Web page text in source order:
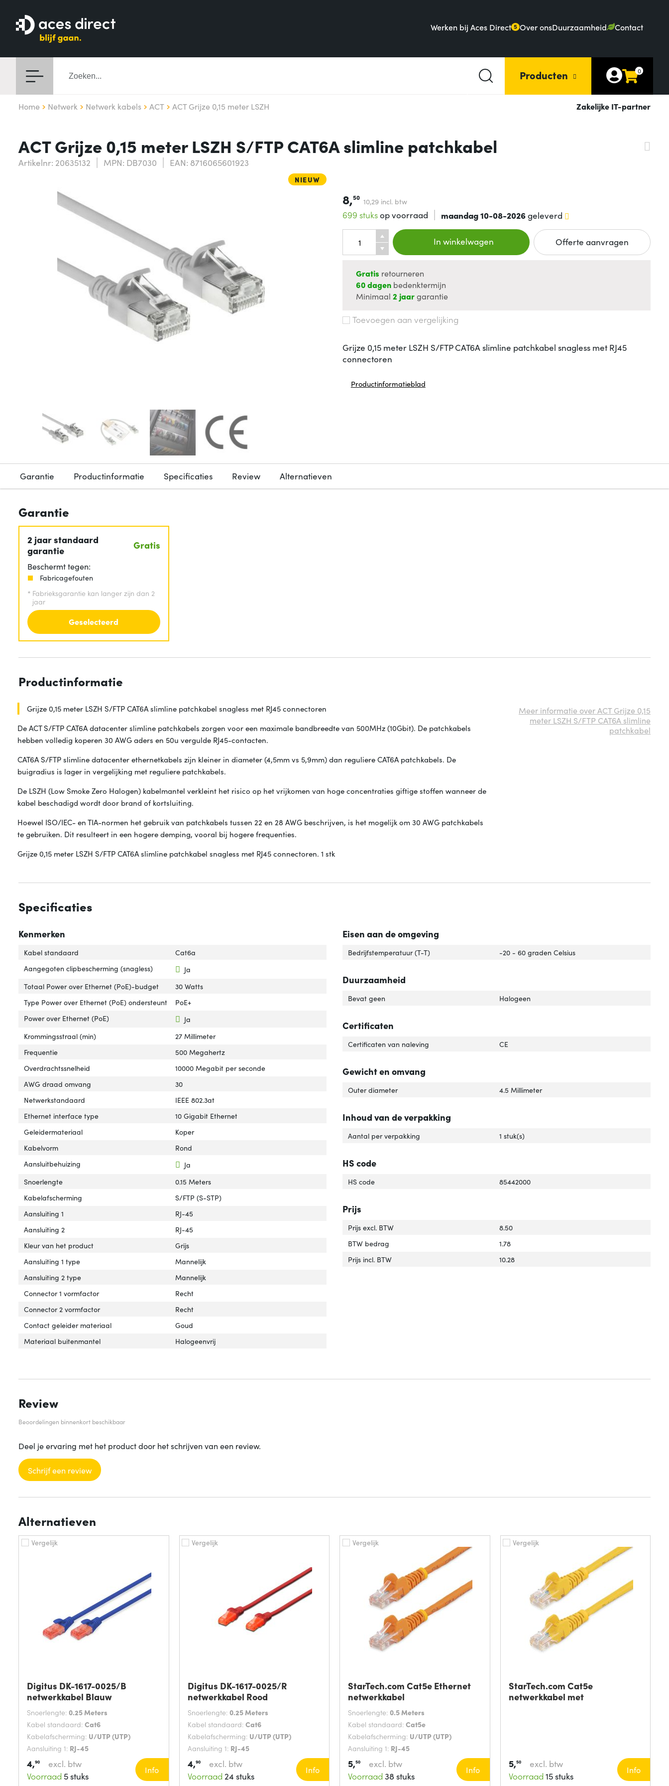
Werken bij Aces Direct 5 Over onsDuurzaamheid Contact
Producten 0
Home Netwerk Netwerk kabels ACT ACT Grijze 0,15 meter LSZH Zakelijke IT-partner
ACT Grijze 0,15 meter LSZH S/FTP CAT6A slimline patchkabel
Artikelnr: 20635132 MPN: DB7030 EAN: 8716065601923
NIEUW
8,50 10,29 incl. btw
699 stuksop voorraad maandag 10-08-2026geleverd
In winkelwagen Offerte aanvragen
Gratis retourneren
60 dagen bedenktermijn
Minimaal2 jaargarantie
Toevoegen aan vergelijking
Grijze 0,15 meter LSZH S/FTP CAT6A slimline patchkabel snagless met RJ45
connectoren
Productinformatieblad
(opent in nieuw venster)
Garantie Productinformatie Specificaties Review Alternatieven
Garantie
2 jaar standaard
garantie
Gratis
Beschermt tegen:
Fabricagefouten
* Fabrieksgarantie kan langer zijn dan 2
jaar
Geselecteerd
Productinformatie
Grijze 0,15 meter LSZH S/FTP CAT6A slimline patchkabel snagless met RJ45 connectoren
De ACT S/FTP CAT6A datacenter slimline patchkabels zorgen voor een maximale bandbreedte van 500MHz (10Gbit). De patchkabels
hebben volledig koperen 30 AWG aders en 50u vergulde RJ45-contacten.
CAT6A S/FTP slimline datacenter ethernetkabels zijn kleiner in diameter (4,5mm vs 5,9mm) dan reguliere CAT6A patchkabels. De
buigradius is lager in vergelijking met reguliere patchkabels.
De LSZH (Low Smoke Zero Halogen) kabelmantel verkleint het risico op het vrijkomen van hoge concentraties giftige stoffen wanneer de
kabel beschadigd wordt door brand of kortsluiting.
Hoewel ISO/IEC- en TIA-normen het gebruik van patchkabels tussen 22 en 28 AWG beschrijven, is het mogelijk om 30 AWG patchkabels
te gebruiken. Dit resulteert in een hogere demping, vooral bij hogere frequenties.
Grijze 0,15 meter LSZH S/FTP CAT6A slimline patchkabel snagless met RJ45 connectoren. 1 stk
Meer informatie over ACT Grijze 0,15
meter LSZH S/FTP CAT6A slimline
patchkabel
Specificaties
Kenmerken
Kabel standaard
Cat6a
Aangegoten clipbescherming (snagless)
Ja
Totaal Power over Ethernet (PoE)-budget
30 Watts
Type Power over Ethernet (PoE) ondersteunt
PoE+
Power over Ethernet (PoE)
Ja
Krommingsstraal (min)
27 Millimeter
Frequentie
500 Megahertz
Overdrachtssnelheid
10000 Megabit per seconde
AWG draad omvang
30
Netwerkstandaard
IEEE 802.3at
Ethernet interface type
10 Gigabit Ethernet
Geleidermateriaal
Koper
Kabelvorm
Rond
Aansluitbehuizing
Ja
Snoerlengte
0.15 Meters
Kabelafscherming
S/FTP (S-STP)
Aansluiting 1
RJ-45
Aansluiting 2
RJ-45
Kleur van het product
Grijs
Aansluiting 1 type
Mannelijk
Aansluiting 2 type
Mannelijk
Connector 1 vormfactor
Recht
Connector 2 vormfactor
Recht
Contact geleider materiaal
Goud
Materiaal buitenmantel
Halogeenvrij
Eisen aan de omgeving
Bedrijfstemperatuur (T-T) -20 - 60 graden Celsius
Duurzaamheid
Bevat geen Halogeen
Certificaten
Certificaten van naleving CE
Gewicht en omvang
Outer diameter 4.5 Millimeter
Inhoud van de verpakking
Aantal per verpakking 1 stuk(s)
HS code
HS code 85442000
Prijs
Prijs excl. BTW
8.50
BTW bedrag
1.78
Prijs incl. BTW
10.28
Review
Beoordelingen binnenkort beschikbaar
Deel je ervaring met het product door het schrijven van een review.
Schrijf een review
Alternatieven
Vergelijk
Digitus DK-1617-0025/B
netwerkkabel Blauw
Snoerlengte: 0.25 Meters
Kabel standaard: Cat6
Kabelafscherming: U/UTP (UTP)
Aansluiting 1: RJ-45
4,90
excl. btw
Voorraad 5 stuks
Info
Vergelijk
Digitus DK-1617-0025/R
netwerkkabel Rood
Snoerlengte: 0.25 Meters
Kabel standaard: Cat6
Kabelafscherming: U/UTP (UTP)
Aansluiting 1: RJ-45
4,90
excl. btw
Voorraad 24 stuks
Info
Vergelijk
StarTech.com Cat5e Ethernet
netwerkkabel
Snoerlengte: 0.5 Meters
Kabel standaard: Cat5e
Kabelafscherming: U/UTP (UTP)
Aansluiting 1: RJ-45
5,50
excl. btw
Voorraad 38 stuks
Info
Vergelijk
StarTech.com Cat5e
netwerkkabel met
5,50
excl. btw
Voorraad 15 stuks
Info